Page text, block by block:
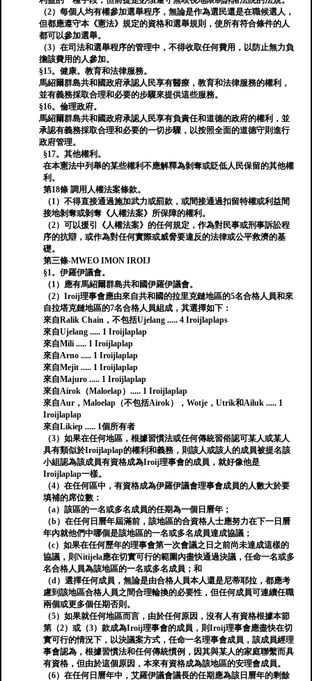
（2）每個人均有權參加選舉程序，無論是作為選民還是在職候選人，
但都應遵守本《憲法》規定的資格和選舉規則，使所有符合條件的人
都可以參加選舉。
（3）在司法和選舉程序的管理中，不得收取任何費用，以防止無力負
擔該費用的人參加。
§15。健康。教育和法律服務。
馬紹爾群島共和國政府承認人民享有醫療，教育和法律服務的權利，
並有義務採取合理和必要的步驟來提供這些服務。
§16。倫理政府。
馬紹爾群島共和國政府承認人民享有負責任和道德的政府的權利，並
承認有義務採取合理和必要的一切步驟，以按照全面的道德守則進行
政府管理。
§17。其他權利。
在本憲法中列舉的某些權利不應解釋為剝奪或貶低人民保留的其他權
利。
第18條 調用人權法案條款。
（1）不得直接通過施加武力或罰款，或間接通過扣留特權或利益間
接地剝奪或剝奪《人權法案》所保障的權利。
（2）可以援引《人權法案》的任何規定，作為對民事或刑事訴訟程
序的抗辯，或作為對任何實際或威脅要違反的法律或公平救濟的基
礎。
第三條-MWEO IMON IROIJ
§1。伊羅伊議會。
（1）應有馬紹爾群島共和國伊羅伊議會。
（2）Iroij理事會應由來自共和國的拉里克鏈地區的5名合格人員和來
自拉塔克鏈地區的7名合格人員組成，其選擇如下：
來自Ralik Chain，不包括Ujelang ..... 4 Iroijlaplaps
來自Ujelang ..... 1 Iroijlaplap
來自Mili ..... 1 Iroijlaplap
來自Arno ..... 1 Iroijlaplap
來自Mejit ..... 1 Iroijlaplap
來自Majuro ..... 1 Iroijlaplap
來自Airok（Maloelap）..... 1 Iroijlaplap
來自Aur，Maloelap（不包括Airok），Wotje，Utrik和Ailuk ..... 1
Iroijlaplap
來自Likiep ..... 1個所有者
（3）如果在任何地區，根據習慣法或任何傳統習俗認可某人或某人
具有類似於Iroijlaplap的權利和義務，則該人或該人的成員被提名該
小組認為該成員有資格成為Iroij理事會的成員，就好像他是
Iroijlaplap一樣。
（4）在任何區中，有資格成為伊羅伊議會理事會成員的人數大於要
填補的席位數：
（a）該區的一名或多名成員的任期為一個日曆年；
（b）在任何日曆年屆滿前，該地區的合資格人士應努力在下一日曆
年內就他們中哪個是該地區的一名或多名成員達成協議；
（c）如果在任何歷年的理事會第一次會議之日之前尚未達成這樣的
協議，則Nitijela應在切實可行的範圍內盡快通過決議，任命一名或多
名合格人員為該地區的一名或多名成員；和
（d）選擇任何成員，無論是由合格人員本人還是尼蒂耶拉，都應考
慮到該地區合格人員之間合理輪換的必要性，但任何成員可連續任職
兩個或更多個任期否則。
（5）如果就任何地區而言，由於任何原因，沒有人有資格根據本節
第（2）或（3）款成為Iroij理事會的成員，則Iroij理事會應盡快在切
實可行的情況下，以決議案方式，任命一名理事會成員，該成員經理
事會認為，根據習慣法和任何傳統慣例，因其與某人的家庭聯繫而具
有資格，但由於這個原因，本來有資格成為該地區的安理會成員。
（6）在任何日曆年中，艾羅伊議會議長的任期應為該日曆年的剩餘